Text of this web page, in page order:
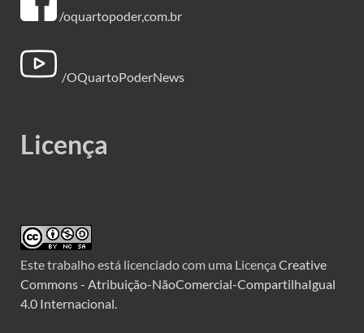
/oquartopoder,com.br
/OQuartoPoderNews
Licença
Este trabalho está licenciado com uma Licença Creative
Commons - Atribuição-NãoComercial-CompartilhaIgual
4.0 Internacional